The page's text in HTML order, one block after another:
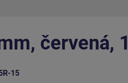
červená,
15